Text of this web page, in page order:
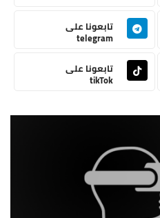
تابعونا على
telegram
تابعونا على
tikTok